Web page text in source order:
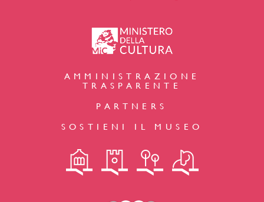
AMMINISTRAZIONE
TRASPARENTE
PARTNERS
SOSTIENI IL MUSEO